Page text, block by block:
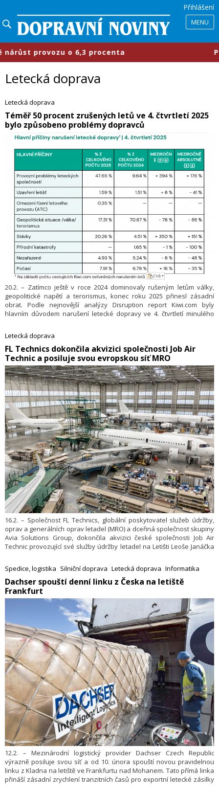
Přihlášení
MENU
​Průmyslové parky se
Letecká doprava
Letecká doprava
​Téměř 50 procent zrušených letů ve 4. čtvrtletí 2025
bylo způsobeno problémy dopravců
20.2. – Zatímco ještě v roce 2024 dominovaly rušeným letům války,
geopolitické napětí a terorismus, konec roku 2025 přinesl zásadní
obrat. Podle nejnovější analýzy Disruption report Kiwi.com byly
hlavním důvodem narušení letecké dopravy ve 4. čtvrtletí minulého
dopravců stály za téměř polovinou (47,65 %) všech narušení letů, což
představuje meziroční nárůst o 394 %. Druhým nejčastějším důvodem
narušení letů byly stávky (meziročně + 151 %), které tvořily více než
20 % všech případů.
Letecká doprava
​FL Technics dokončila akvizici společnosti Job Air
Technic a posiluje svou evropskou síť MRO
16.2. – Společnost FL Technics, globální poskytovatel služeb údržby,
oprav a generálních oprav letadel (MRO) a dceřiná společnost skupiny
Avia Solutions Group, dokončila akvizici české společnosti Job Air
Technic provozující své služby údržby letadel na Letišti Leoše Janáčka
Technics. Transakce, která byla původně oznámena v loňském roce,
byla nyní finalizována po splnění všech podmínek stanovených ve
smlouvě.
Spedice, logistika Silniční doprava Letecká doprava Informatika
​Dachser spouští denní linku z Česka na letiště
Frankfurt
12.2. – Mezinárodní logistický provider Dachser Czech Republic
výrazně posiluje svou síť a od 10. února spouští novou pravidelnou
linku z Kladna na letiště ve Frankfurtu nad Mohanem. Tato přímá linka
přináší zásadní zrychlení tranzitních časů pro exportní letecké zásilky